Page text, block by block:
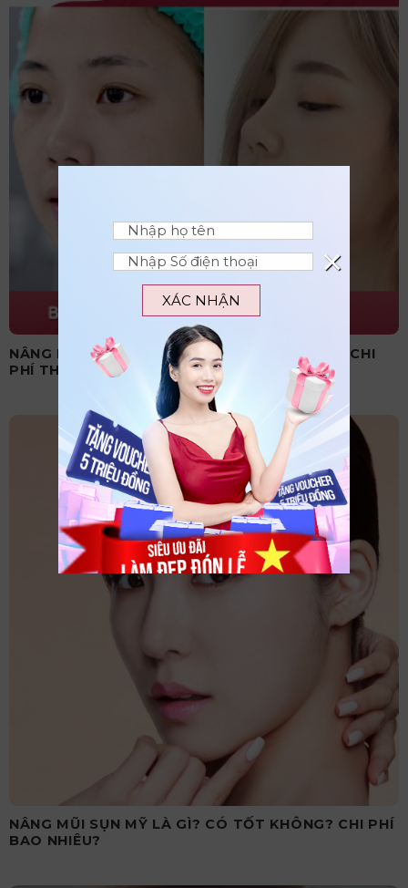
NÂNG MŨI CẤU TRÚC CÓ VĨNH VIỄN KHÔNG? CHI
PHÍ THỰC HIỆN BAO NHIÊU?
NÂNG MŨI SỤN MỸ LÀ GÌ? CÓ TỐT KHÔNG? CHI PHÍ
BAO NHIÊU?
XÁC NHẬN
×